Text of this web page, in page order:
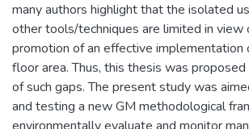
many authors highlight that the isolated
other tools/techniques are limited in view
promotion of an effective implementation
floor area. Thus, this thesis was
of such gaps. The present study was
and testing a new GM methodological